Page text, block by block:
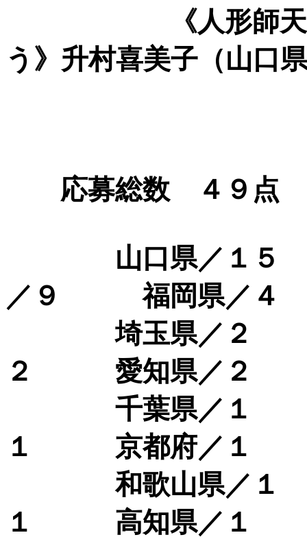
《人形師天狗屋
う》升村喜美子（山口
応募総数 ４９点
山口県／１５ （
／９ 福岡県／４
埼玉県／２
２ 愛知県／２
千葉県／１
１ 京都府／１
和歌山県／１
１ 高知県／１